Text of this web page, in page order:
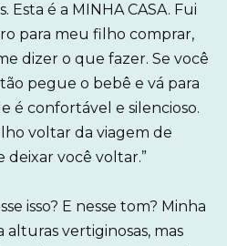
Esta é a MINHA CASA. Fui
para meu filho comprar,
dizer o que fazer. Se você
pegue o bebê e vá para
é confortável e silencioso.
voltar da viagem de
deixar você voltar.”
isso? E nesse tom? Minha
alturas vertiginosas, mas